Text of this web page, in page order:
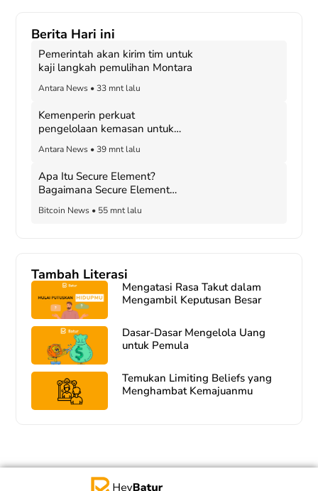
Berita Hari ini
Pemerintah akan kirim tim untuk
kaji langkah pemulihan Montara
Antara News• 33 mnt lalu
Kemenperin perkuat
pengelolaan kemasan untuk
Antara News• 39 mnt lalu
Apa Itu Secure Element?
Bagaimana Secure Element
Keras?
Bitcoin News• 55 mnt lalu
Tambah Literasi
Mengatasi Rasa Takut dalam
Mengambil Keputusan Besar
Dasar-Dasar Mengelola Uang
untuk Pemula
Temukan Limiting Beliefs yang
Menghambat Kemajuanmu